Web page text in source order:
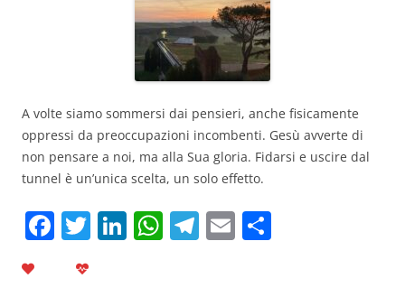
A volte siamo sommersi dai pensieri, anche fisicamente
oppressi da preoccupazioni incombenti. Gesù avverte di
non pensare a noi, ma alla Sua gloria. Fidarsi e uscire dal
tunnel è un’unica scelta, un solo effetto.
F T Li W T E